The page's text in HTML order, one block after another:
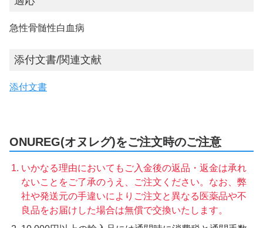
急性骨髄性白血病
添付文書/関連文献
添付文書
ONUREG(オヌレグ)をご注文時のご注意
いかなる理由においてもご入金後の返品・返金は承れ
ないことをご了承のうえ、ご注文ください。なお、弊
社や発送元の手違いによりご注文と異なる医薬品や不
良品をお届けした場合は無償で交換いたします。